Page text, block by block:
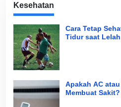
Kesehatan
Cara Tetap
Tidur saat
Apakah AC
Membuat